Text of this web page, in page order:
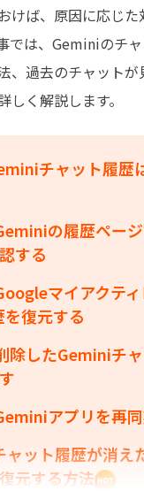
けば、原因に応じ
では、Geminiのチ
、過去のチャット
しく解説します。
チャット履歴
の履歴ペー
する
マイアクテ
復元する
除したGeminiチ
アプリを再
ット履歴が消え
元する方法